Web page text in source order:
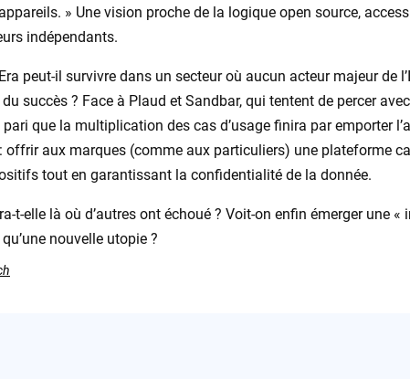
» Une vision proche de la logique open source,
indépendants.
peut-il survivre dans un secteur où aucun acteur majeur de
succès ? Face à Plaud et Sandbar, qui tentent de percer
que la multiplication des cas d’usage finira par emporter
: offrir aux marques (comme aux particuliers) une plateforme
tout en garantissant la confidentialité de la donnée.
t-elle là où d’autres ont échoué ? Voit-on enfin émerger une
nouvelle utopie ?